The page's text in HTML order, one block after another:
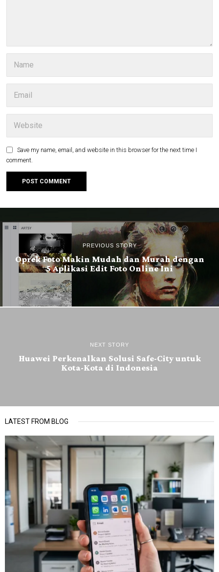
Save my name, email, and website in this browser for the next time I
comment.
PREVIOUS STORY
Oprek Foto Makin Mudah dan Murah dengan
5 Aplikasi Edit Foto Online Ini
NEXT STORY
Huawei Perkenalkan Solusi Safe-City untuk
Kota-Kota di Indonesia
LATEST FROM BLOG